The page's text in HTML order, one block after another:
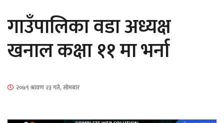
नियन्त्रणमा
गाउँपालिका वडा अध्यक्ष
खनाल कक्षा ११ मा भर्ना
२०७९ श्रावण २३ गते, सोमबार